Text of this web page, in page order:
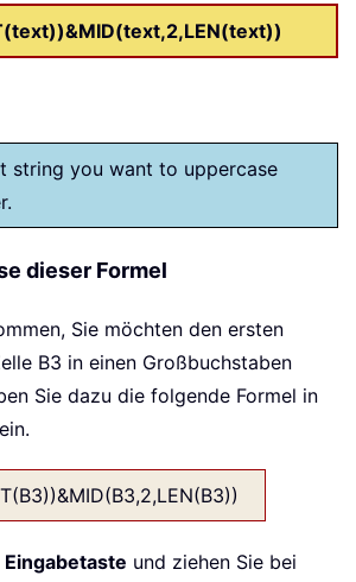
string you want to uppercase
dieser Formel
Sie möchten den ersten
B3 in einen Großbuchstaben
Sie dazu die folgende Formel in
Eingabetaste und ziehen Sie bei